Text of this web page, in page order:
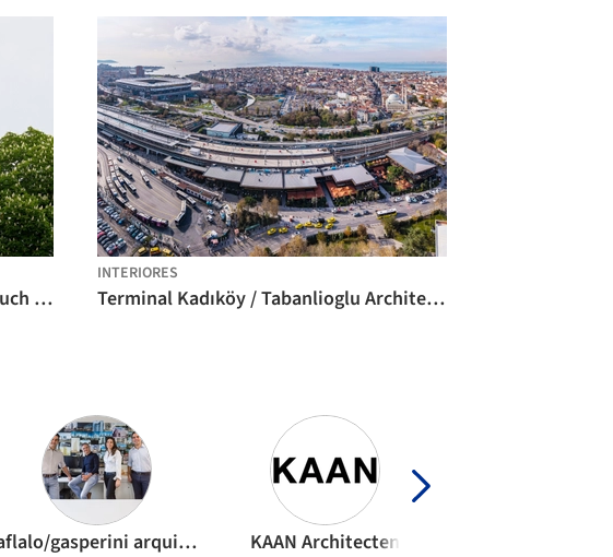
Torre Telekom, Konstanz / Sauerbruch Hutton
INTERIORES
Terminal Kadıköy / Tabanlioglu Architects
aflalo/gasperini arquitetos KAAN Architecten